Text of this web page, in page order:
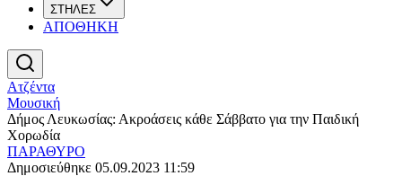
ΣΤΗΛΕΣ
ΑΠΟΘΗΚΗ
Ατζέντα
Μουσική
Δήμος Λευκωσίας: Ακροάσεις κάθε Σάββατο για την Παιδική
Χορωδία
ΠΑΡΑΘΥΡΟ
Δημοσιεύθηκε 05.09.2023 11:59